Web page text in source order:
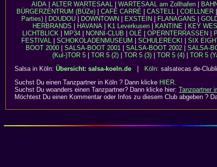
AIDA| ALTER WARTESAAL| WARTESAAL am Zollhafen|
BÜRGERZENTRUM (BÜZe)
CAFÉ CARRÉ CASTELL COELLNER
Parties)| DOUDOU| DOWNTOWN EXSTEIN FLANAGANS
HERBRANDS
HAVANA K1 Leverkusen KANTINE
KEY
LICHTBLICK| MP34| NONNI-CLUB OLÉ| OPERNTERRASSEN
FESTIVAL| SCHOKOLADENMUSEUM SCHULERECKI
SIX
BOOT 2000| SALSA-BOOT 2001| SALSA-BOOT 2002| SALSA-
(Kul-)TOR 5| TOR 5 (2)| TOR 5 (3)| TOR 5 (4)| TOR 5
Salsa in Köln: Übersicht: salsa-koeln.de Köln: salsatecas.de-
Suchst Du einen Tanzpartner in Köln ? Dann klicke HIER.
Suchst Du woanders einen Tanzpartner? Dann klicke hier: Tanzpartner
Möchtest Du einen Kommentar oder Infos zu diesem Club abgeben ?